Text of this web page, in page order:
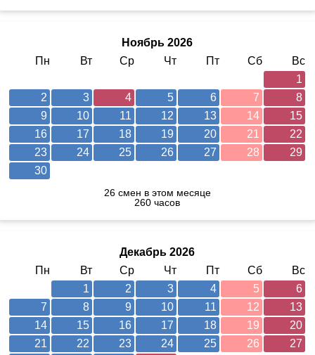
Ноябрь 2026
Пн
Вт Ср Чт Пт Сб
Вс
1
2
3 4 5 6 7
8
9
10 11 12 13 14
15
16
17 18 19 20 21
22
23
24 25 26 27 28
29
30
26 смен в этом месяце
260 часов
Декабрь 2026
Пн
Вт Ср Чт Пт Сб
Вс
1
2 3 4 5
6
7
8 9 10 11 12
13
14
15 16 17 18 19
20
21
22 23 24 25 26
27